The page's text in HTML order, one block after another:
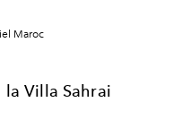
Maroc
la Villa Sahrai